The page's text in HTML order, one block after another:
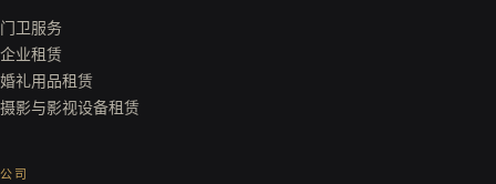
门卫服务
企业租赁
婚礼用品租赁
摄影与影视设备租赁
公司